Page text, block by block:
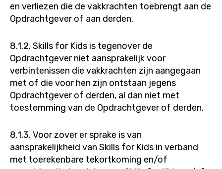
en verliezen die de vakkrachten toebrengt aan de
Opdrachtgever of aan derden.
8.1.2. Skills for Kids is tegenover de
Opdrachtgever niet aansprakelijk voor
verbintenissen die vakkrachten zijn aangegaan
met of die voor hen zijn ontstaan jegens
Opdrachtgever of derden, al dan niet met
toestemming van de Opdrachtgever of derden.
8.1.3. Voor zover er sprake is van
aansprakelijkheid van Skills for Kids in verband
met toerekenbare tekortkoming en/of